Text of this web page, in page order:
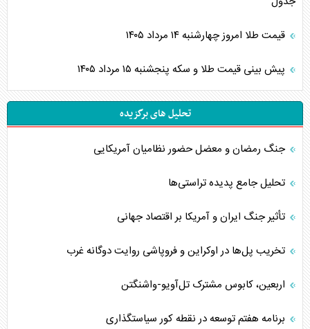
قیمت طلا امروز چهارشنبه ۱۴ مرداد ۱۴۰۵
پیش بینی قیمت طلا و سکه پنجشنبه ۱۵ مرداد ۱۴۰۵
تحلیل های برگزیده
جنگ رمضان و معضل حضور نظامیان آمریکایی
تحلیل جامع پدیده تراستی‌ها
تأثیر جنگ ایران و آمریکا بر اقتصاد جهانی
تخریب پل‌ها در اوکراین و فروپاشی روایت دوگانه غرب
اربعین، کابوس مشترک تل‌آویو-واشنگتن
برنامه هفتم توسعه در نقطه کور سیاستگذاری